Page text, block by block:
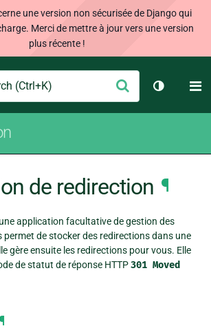
une version non sécurisée de Django qui
Merci de mettre à jour vers une version
plus récente !
Envoyer
Changer
de redirection ¶
application facultative de gestion des
permet de stocker des redirections dans une
gère ensuite les redirections pour vous. Elle
de statut de réponse HTTP301 Moved